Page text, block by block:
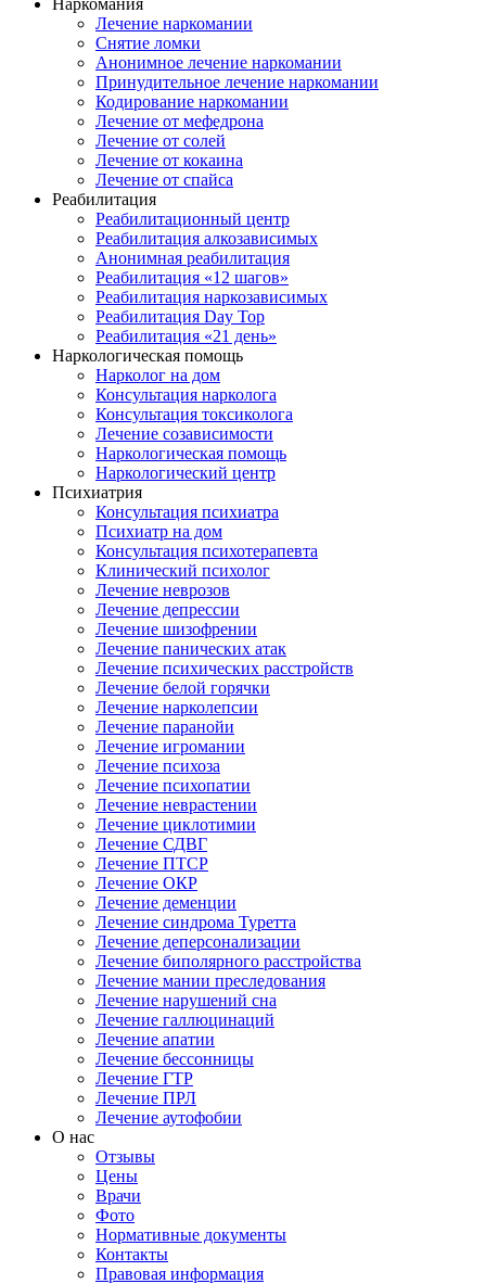
Наркомания
Лечение наркомании
Снятие ломки
Анонимное лечение наркомании
Принудительное лечение наркомании
Кодирование наркомании
Лечение от мефедрона
Лечение от солей
Лечение от кокаина
Лечение от спайса
Реабилитация
Реабилитационный центр
Реабилитация алкозависимых
Анонимная реабилитация
Реабилитация «12 шагов»
Реабилитация наркозависимых
Реабилитация Day Top
Реабилитация «21 день»
Наркологическая помощь
Нарколог на дом
Консультация нарколога
Консультация токсиколога
Лечение созависимости
Наркологическая помощь
Наркологический центр
Психиатрия
Консультация психиатра
Психиатр на дом
Консультация психотерапевта
Клинический психолог
Лечение неврозов
Лечение депрессии
Лечение шизофрении
Лечение панических атак
Лечение психических расстройств
Лечение белой горячки
Лечение нарколепсии
Лечение паранойи
Лечение игромании
Лечение психоза
Лечение психопатии
Лечение неврастении
Лечение циклотимии
Лечение СДВГ
Лечение ПТСР
Лечение ОКР
Лечение деменции
Лечение синдрома Туретта
Лечение деперсонализации
Лечение биполярного расстройства
Лечение мании преследования
Лечение нарушений сна
Лечение галлюцинаций
Лечение апатии
Лечение бессонницы
Лечение ГТР
Лечение ПРЛ
Лечение аутофобии
О нас
Отзывы
Цены
Врачи
Фото
Нормативные документы
Контакты
Правовая информация